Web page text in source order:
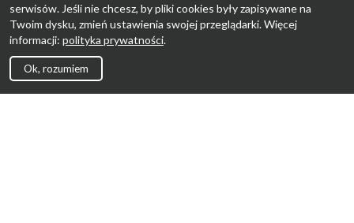
serwisów. Jeśli nie chcesz, by pliki cookies były zapisywane na
Twoim dysku, zmień ustawienia swojej przeglądarki. Więcej
informacji: polityka prywatności.
Ok, rozumiem